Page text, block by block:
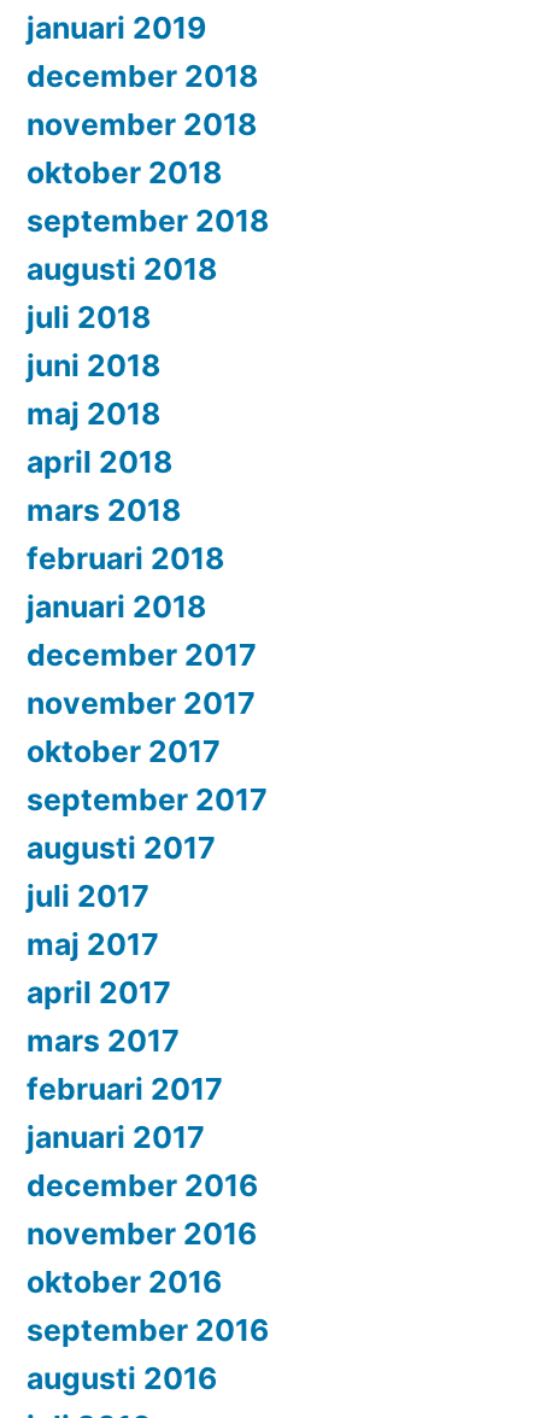
januari 2019
december 2018
november 2018
oktober 2018
september 2018
augusti 2018
juli 2018
juni 2018
maj 2018
april 2018
mars 2018
februari 2018
januari 2018
december 2017
november 2017
oktober 2017
september 2017
augusti 2017
juli 2017
maj 2017
april 2017
mars 2017
februari 2017
januari 2017
december 2016
november 2016
oktober 2016
september 2016
augusti 2016